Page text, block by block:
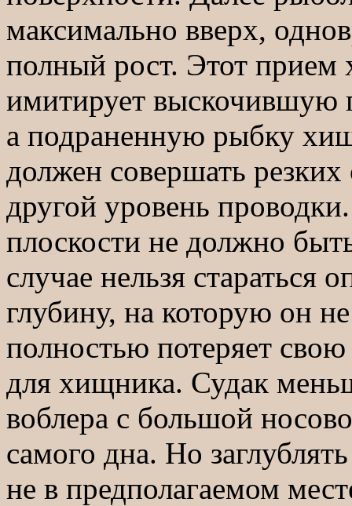
максимально вверх,
полный рост. Этот прием
имитирует выскочившую
а подраненную рыбку
должен совершать резких
другой уровень
плоскости не должно
случае нельзя стараться
глубину, на которую он
полностью потеряет
для хищника. Судак
воблера с большой
самого дна. Но
не в предполагаемом